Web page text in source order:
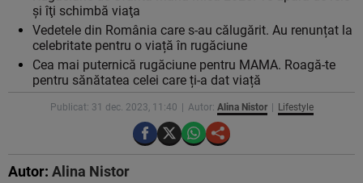
şi îţi schimbă viaţa
Vedetele din România care s-au călugărit. Au renunțat la
celebritate pentru o viață în rugăciune
Cea mai puternică rugăciune pentru MAMA. Roagă-te
pentru sănătatea celei care ți-a dat viață
Publicat: 31 dec. 2023, 11:40 Autor: Alina Nistor Lifestyle
Autor: Alina Nistor